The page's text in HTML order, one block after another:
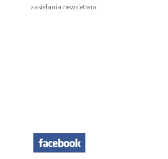
zasielania newslettera.